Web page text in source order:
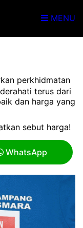
MENU
perkhidmatan
terus dari
dan harga yang
sebut harga!
WhatsApp